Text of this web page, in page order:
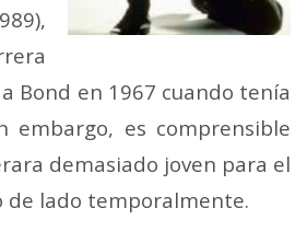
Bond en 1967 cuando tenía
embargo, es comprensible
demasiado joven para el
de lado temporalmente.